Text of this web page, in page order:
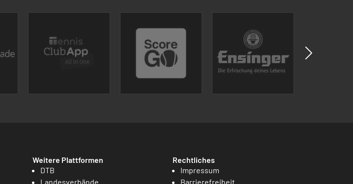
Weitere Plattformen
DTB
Landesverbände
Rechtliches
Impressum
Barrierefreiheit